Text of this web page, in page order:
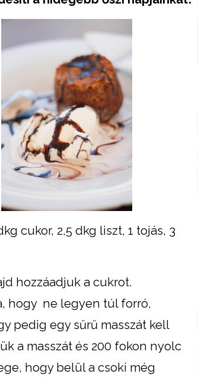
cukor, 2,5 dkg liszt, 1 tojás, 3
hozzáadjuk a cukrot.
hogy ne legyen túl forró,
pedig egy sűrű masszát kell
a masszát és 200 fokon nyolc
hogy belül a csoki még